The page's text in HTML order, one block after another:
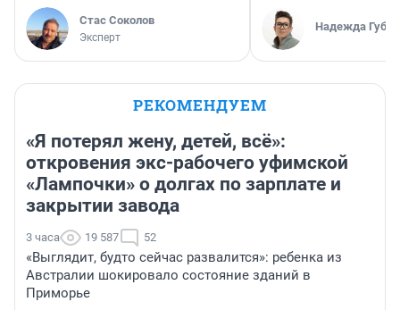
Стас Соколов
Эксперт
Надежда
РЕКОМЕНДУЕМ
«Я потерял жену, детей, всё»:
откровения экс-рабочего уфимской
«Лампочки» о долгах по зарплате и
закрытии завода
3 часа 19 587 52
«Выглядит, будто сейчас развалится»: ребенка из
Австралии шокировало состояние зданий в
Приморье